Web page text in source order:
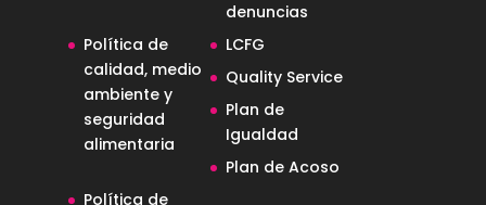
denuncias
Política de
calidad, medio
ambiente y
seguridad
alimentaria
LCFG
Quality Service
Plan de
Igualdad
Plan de Acoso
Política de